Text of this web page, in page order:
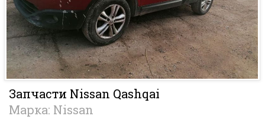
Запчасти Nissan Qashqai
Марка: Nissan